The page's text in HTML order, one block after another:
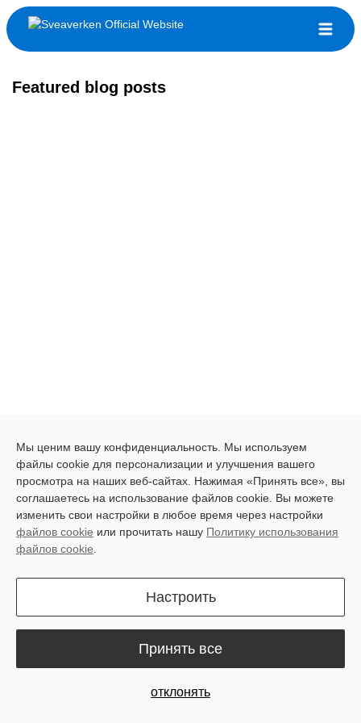
Featured blog posts
Latest blog posts
Продукты и инновации
Мы ценим вашу конфиденциальность. Мы используем
файлы cookie для персонализации и улучшения вашего
просмотра на наших веб-сайтах. Нажимая «Принять все», вы
соглашаетесь на использование файлов cookie. Вы можете
изменить свои настройки в любое время через настройки
файлов cookie или прочитать нашу Политику использования
файлов cookie
Настроить
отклонять
Принять все